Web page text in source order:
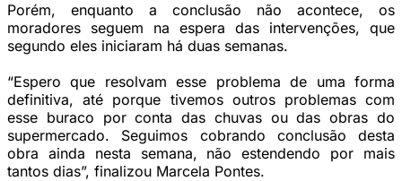
Porém, enquanto a conclusão não acontece, os
moradores seguem na espera das intervenções, que
segundo eles iniciaram há duas semanas.
“Espero que resolvam esse problema de uma forma
definitiva, até porque tivemos outros problemas com
esse buraco por conta das chuvas ou das obras do
supermercado. Seguimos cobrando conclusão desta
obra ainda nesta semana, não estendendo por mais
tantos dias”, finalizou Marcela Pontes.